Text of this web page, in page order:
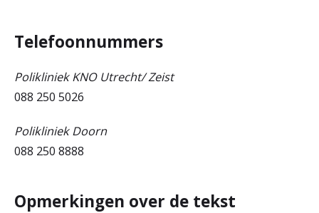
Telefoonnummers
Polikliniek KNO Utrecht/ Zeist
088 250 5026
Polikliniek Doorn
088 250 8888
Opmerkingen over de tekst